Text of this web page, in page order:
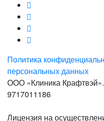
Политика
персональных данных
ООО «Клиника
9717011186
Лицензия на